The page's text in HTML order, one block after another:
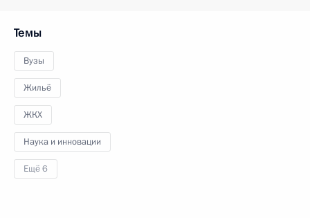
Темы
Вузы
Жильё
ЖКХ
Наука и инновации
Ещё 6